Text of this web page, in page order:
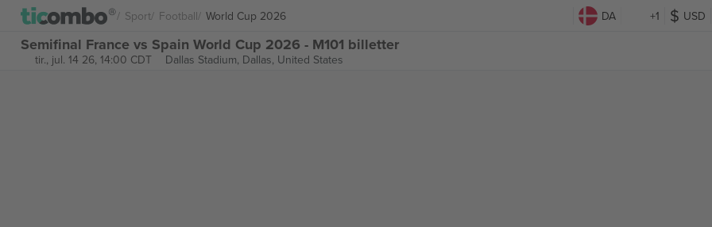
Sport Football World Cup 2026 DA +1 USD
Semifinal France vs Spain World Cup 2026 - M101 billetter
tir., jul. 14 26, 14:00 CDT Dallas Stadium, Dallas, United States